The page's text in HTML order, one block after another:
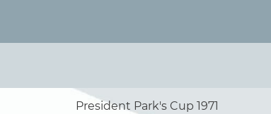
President Park's Cup 1971